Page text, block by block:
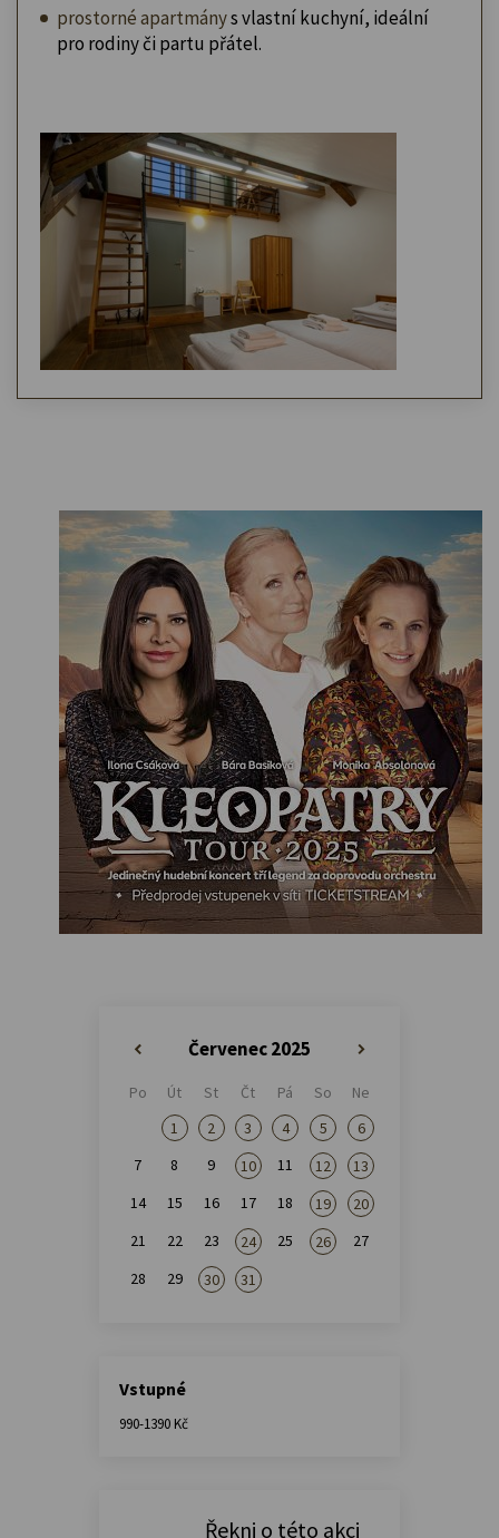
prostorné apartmánys vlastní kuchyní, ideální
pro rodiny či partu přátel.
Červenec 2025
»
Po Út St Čt Pá So
Ne
1
2 3 4 5
6
7
8 9 10 11 12
13
14
15 16 17 18 19
20
21
22 23 24 25 26
27
28
29 30 31
Vstupné
990-1390 Kč
Řekni o této akci